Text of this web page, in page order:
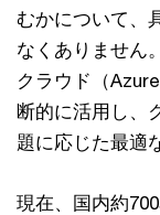
むかについて、
なくありません
クラウド（
断的に活用し、
題に応じた最適
現在、国内約